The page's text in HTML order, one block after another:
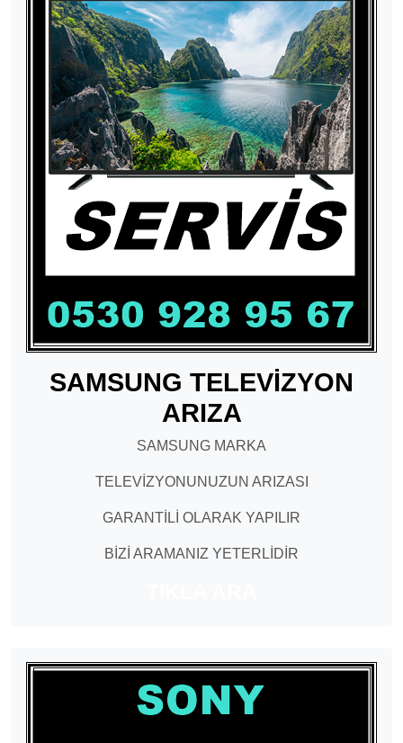
SAMSUNG TELEVİZYON
ARIZA
SAMSUNG MARKA
TELEVİZYONUNUZUN ARIZASI
GARANTİLİ OLARAK YAPILIR
BİZİ ARAMANIZ YETERLİDİR